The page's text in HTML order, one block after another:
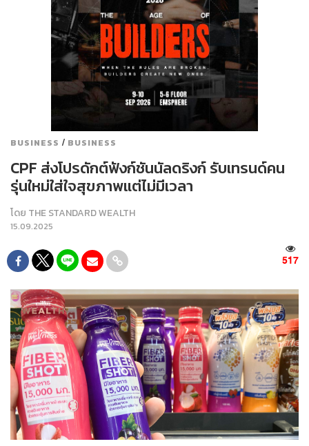
BUSINESS / BUSINESS
CPF ส่งโปรดักต์ฟังก์ชันนัลดริงก์ รับเทรนด์คน
รุ่นใหม่ใส่ใจสุขภาพแต่ไม่มีเวลา
โดย THE STANDARD WEALTH
15.09.2025
517